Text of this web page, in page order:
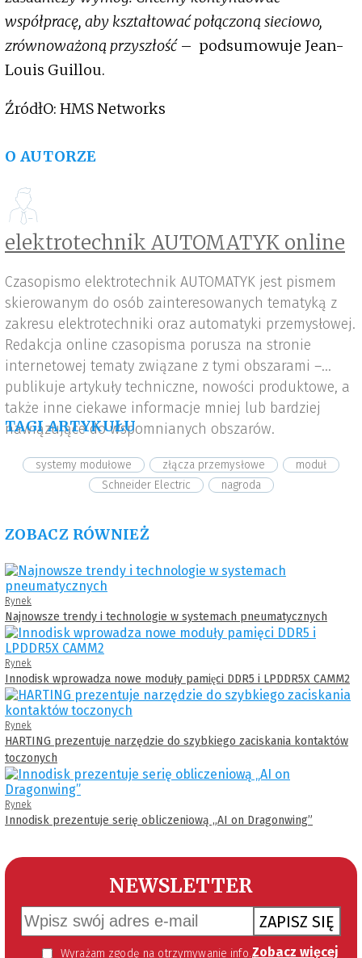
współpracę, aby kształtować połączoną sieciowo,
zrównoważoną przyszłość– podsumowuje Jean-
Louis Guillou.
ŹródłO: HMS Networks
O AUTORZE
elektrotechnik AUTOMATYK online
Czasopismo elektrotechnik AUTOMATYK jest pismem
skierowanym do osób zainteresowanych tematyką z
zakresu elektrotechniki oraz automatyki przemysłowej.
Redakcja online czasopisma porusza na stronie
internetowej tematy związane z tymi obszarami –
publikuje artykuły techniczne, nowości produktowe, a
także inne ciekawe informacje mniej lub bardziej
nawiązujące do wspomnianych obszarów.
TAGI ARTYKUŁU
systemy modułowe złącza przemysłowe
moduł
Schneider Electric
nagroda
ZOBACZ RÓWNIEŻ
Rynek
Najnowsze trendy i technologie w systemach pneumatycznych
Rynek
Innodisk wprowadza nowe moduły pamięci DDR5 i LPDDR5X CAMM2
Rynek
HARTING prezentuje narzędzie do szybkiego zaciskania kontaktów
toczonych
Rynek
Innodisk prezentuje serię obliczeniową „AI on Dragonwing”
NEWSLETTER
ZAPISZ SIĘ
Wyrażam zgodę na otrzymywanie informacji handlowej kierowanej do mnie za pomocą środków komunikacji elektronicznej w szczególności poczty elektronicznej zgodnie z przepisem art. 10 ust 2 ustawy z dnia 18 lipca 2002 roku o świadczeniu usług drogą elektroniczną (Dz. U. 144 z 2002 r. poz. 1204). Zgoda jest dobrowolna, jednak jej wyrażenie jest konieczne, aby otrzymywać newsletter. Zobacz więcej